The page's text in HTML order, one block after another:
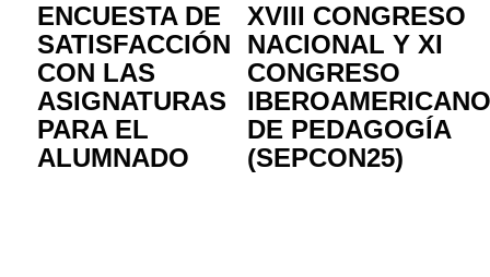
ENCUESTA DE
SATISFACCIÓN
CON LAS
ASIGNATURAS
PARA EL
ALUMNADO
XVIII CONGRESO
NACIONAL Y XI
CONGRESO
IBEROAMERICANO
DE PEDAGOGÍA
(SEPCON25)